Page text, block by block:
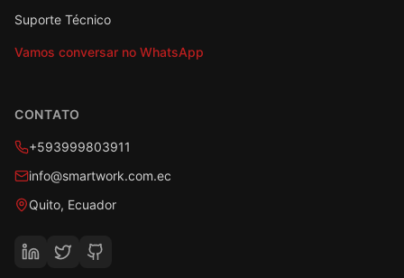
Suporte Técnico
Vamos conversar no WhatsApp
CONTATO
+593999803911
info@smartwork.com.ec
Quito, Ecuador